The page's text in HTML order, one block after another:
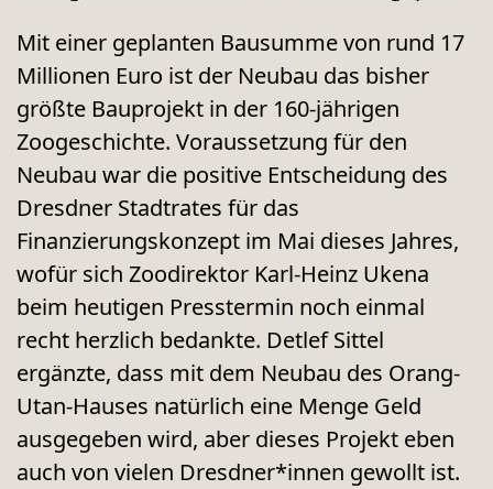
Mit einer geplanten Bausumme von rund 17
Millionen Euro ist der Neubau das bisher
größte Bauprojekt in der 160-jährigen
Zoogeschichte. Voraussetzung für den
Neubau war die positive Entscheidung des
Dresdner Stadtrates für das
Finanzierungskonzept im Mai dieses Jahres,
wofür sich Zoodirektor Karl-Heinz Ukena
beim heutigen Presstermin noch einmal
recht herzlich bedankte. Detlef Sittel
ergänzte, dass mit dem Neubau des Orang-
Utan-Hauses natürlich eine Menge Geld
ausgegeben wird, aber dieses Projekt eben
auch von vielen Dresdner*innen gewollt ist.